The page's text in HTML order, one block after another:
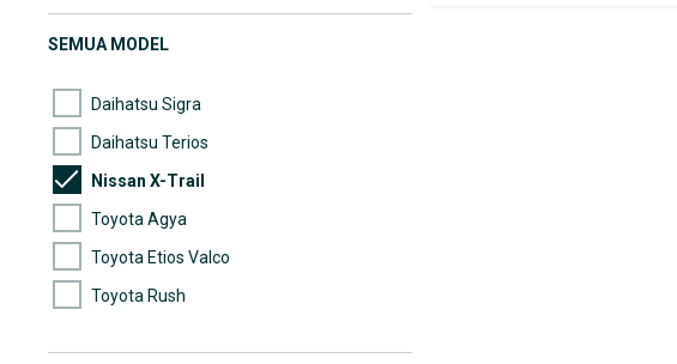
SEMUA MODEL
Daihatsu Sigra
Daihatsu Terios
Nissan X-Trail
Toyota Agya
Toyota Etios Valco
Toyota Rush